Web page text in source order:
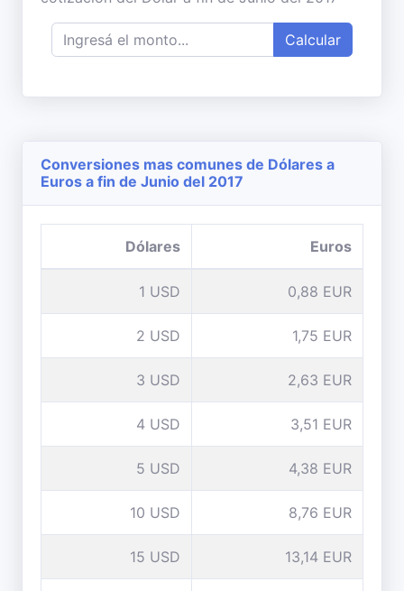
Calcular
Conversiones mas comunes de Dólares a
Euros a fin de Junio del 2017
Dólares Euros
1 USD 0,88 EUR
2 USD 1,75 EUR
3 USD 2,63 EUR
4 USD 3,51 EUR
5 USD 4,38 EUR
10 USD 8,76 EUR
15 USD 13,14 EUR